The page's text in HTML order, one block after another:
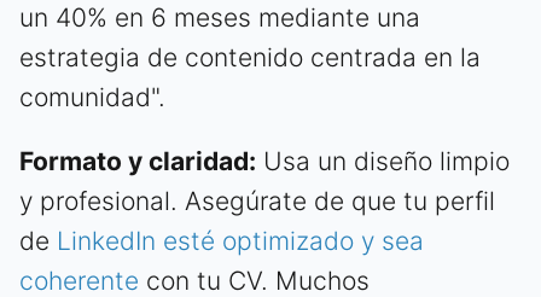
un 40% en 6 meses mediante una
estrategia de contenido centrada en la
comunidad".
Formato y claridad: Usa un diseño limpio
y profesional. Asegúrate de que tu perfil
de LinkedIn esté optimizado y sea
coherente con tu CV. Muchos